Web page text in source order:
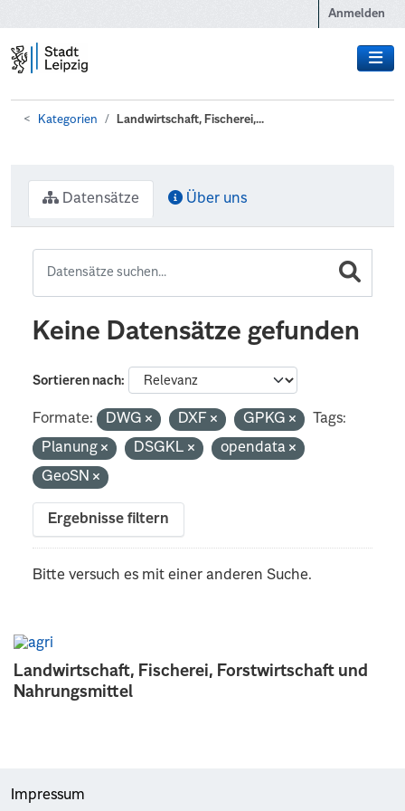
Anmelden
Kategorien Landwirtschaft, Fischerei,...
Landwirtschaft, Fischerei, Forstwirtschaft und
Nahrungsmittel
Datensätze Über uns
Keine Datensätze gefunden
Sortieren nach
Formate: DWG DXF GPKG
Tags:
Planung
DSGKL
opendata
GeoSN
Ergebnisse filtern
Bitte versuch es mit einer anderen Suche.
Impressum